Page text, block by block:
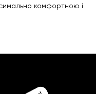
комфортною і